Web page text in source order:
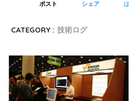
ポスト シェア
CATEGORY : 技術ログ